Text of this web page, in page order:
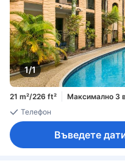
1/1
21 m²/226 ft² Максимално 3
Телефон
Въведете